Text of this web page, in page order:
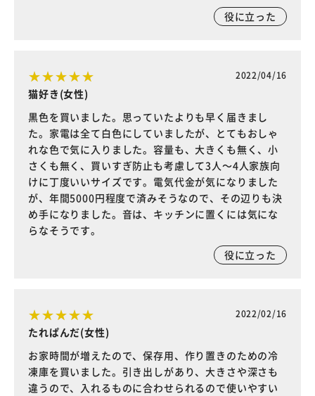
役に立った
2022/04/16
猫好き(女性)
黒色を買いました。思っていたよりも早く届きまし
た。家電は全て白色にしていましたが、とてもおしゃ
れな色で気に入りました。容量も、大きくも無く、小
さくも無く、買いすぎ防止も考慮して3人～4人家族向
けに丁度いいサイズです。電気代金が気になりました
が、年間5000円程度で済みそうなので、その辺りも決
め手になりました。音は、キッチンに置くには気にな
らなそうです。
役に立った
2022/02/16
たれぱんだ(女性)
お家時間が増えたので、保存用、作り置きのための冷
凍庫を買いました。引き出しがあり、大きさや深さも
違うので、入れるものに合わせられるので使いやすい